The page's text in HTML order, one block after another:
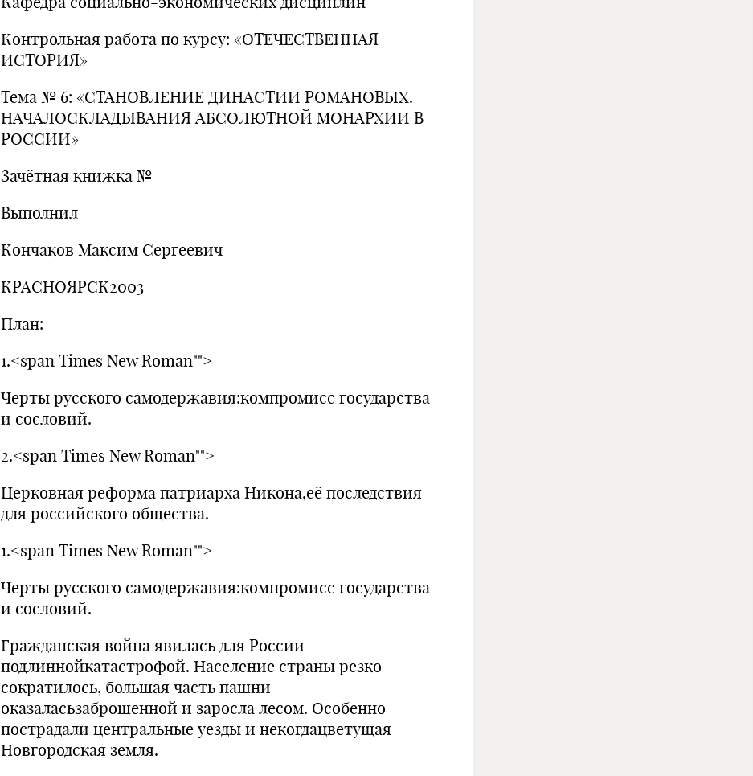
Контрольная работа по курсу: «ОТЕЧЕСТВЕННАЯ
ИСТОРИЯ»
Тема № 6: «СТАНОВЛЕНИЕ ДИНАСТИИ РОМАНОВЫХ.
НАЧАЛОСКЛАДЫВАНИЯ АБСОЛЮТНОЙ МОНАРХИИ В
РОССИИ»
Зачётная книжка №
Выполнил
Кончаков Максим Сергеевич
КРАСНОЯРСК2003
План:
1.<span Times New Roman"">
Черты русского самодержавия:компромисс государства
и сословий.
2.<span Times New Roman"">
Церковная реформа патриарха Никона,её последствия
для российского общества.
1.<span Times New Roman"">
Черты русского самодержавия:компромисс государства
и сословий.
Гражданская война явилась для России
подлиннойкатастрофой. Население страны резко
сократилось, большая часть пашни
оказаласьзаброшенной и заросла лесом. Особенно
пострадали центральные уезды и некогдацветущая
Новгородская земля.